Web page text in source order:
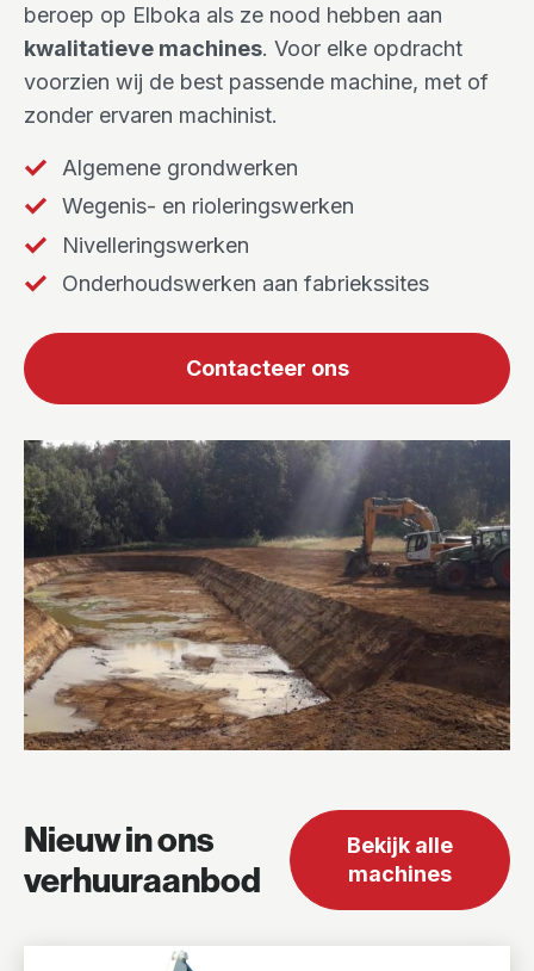
beroep op Elboka als ze nood hebben aan
kwalitatieve machines. Voor elke opdracht
voorzien wij de best passende machine, met of
zonder ervaren machinist.
Algemene grondwerken
Wegenis- en rioleringswerken
Nivelleringswerken
Onderhoudswerken aan fabriekssites
Contacteer ons
Nieuw in ons
verhuuraanbod
Bekijk alle
machines